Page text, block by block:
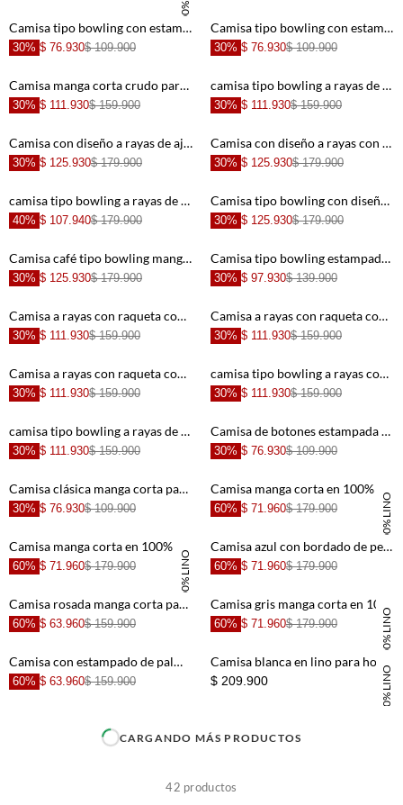
+ +
+ +
+ +
+ +
+
Camisa tipo bowling con estampado de langostas para hombre
30% $ 76.930$ 109.900
+
Camisa tipo bowling con estampado de chiles para hombre
30% $ 76.930$ 109.900
+
Camisa manga corta crudo para hombre
30% $ 111.930$ 159.900
+
camisa tipo bowling a rayas de ajuste cómodo para hombre de silueta ajustada
30% $ 111.930$ 159.900
+
Camisa con diseño a rayas de ajuste cómodo para hombre
30% $ 125.930$ 179.900
+
Camisa con diseño a rayas con diseño limpio para hombre
30% $ 125.930$ 179.900
+
camisa tipo bowling a rayas de acabado suave para hombre con acabado suave
40% $ 107.940$ 179.900
+
Camisa tipo bowling con diseño de palmeras para hombre
30% $ 125.930$ 179.900
+
Camisa café tipo bowling manga corta para hombre
30% $ 125.930$ 179.900
+
Camisa tipo bowling estampada con diseño minimalista para hombre
30% $ 97.930$ 139.900
+
Camisa a rayas con raqueta con textura lisa para hombre
30% $ 111.930$ 159.900
+
Camisa a rayas con raqueta con acabado suave para hombre
30% $ 111.930$ 159.900
+
Camisa a rayas con raqueta con diseño minimalista para hombre
30% $ 111.930$ 159.900
+
camisa tipo bowling a rayas con diseño versátil para hombre
30% $ 111.930$ 159.900
+
camisa tipo bowling a rayas de acabado suave para hombre de silueta ajustada
30% $ 111.930$ 159.900
+
Camisa de botones estampada para hombre
30% $ 76.930$ 109.900
Camisa clásica manga corta para hombre
30% $ 76.930$ 109.900 100% LINO
60% $ 71.960$ 179.900
100% LINO
60% $ 71.960$ 179.900
Camisa azul con bordado de peces para hombre
60% $ 71.960$ 179.900
Camisa rosada manga corta para hombre
60% $ 63.960$ 159.900 100% LINO
60% $ 71.960$ 179.900
Camisa con estampado de palmeras para hombre
60% $ 63.960$ 159.900 100% LINO
$ 209.900
CARGANDO MÁS PRODUCTOS
42 productos